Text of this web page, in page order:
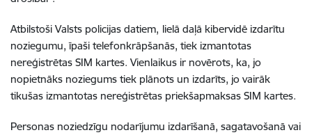
Atbilstoši Valsts policijas datiem, lielā daļā kibervidē izdarītu
noziegumu, īpaši telefonkrāpšanās, tiek izmantotas
nereģistrētas SIM kartes. Vienlaikus ir novērots, ka, jo
nopietnāks noziegums tiek plānots un izdarīts, jo vairāk
tikušas izmantotas nereģistrētas priekšapmaksas SIM kartes.
Personas noziedzīgu nodarījumu izdarīšanā, sagatavošanā vai